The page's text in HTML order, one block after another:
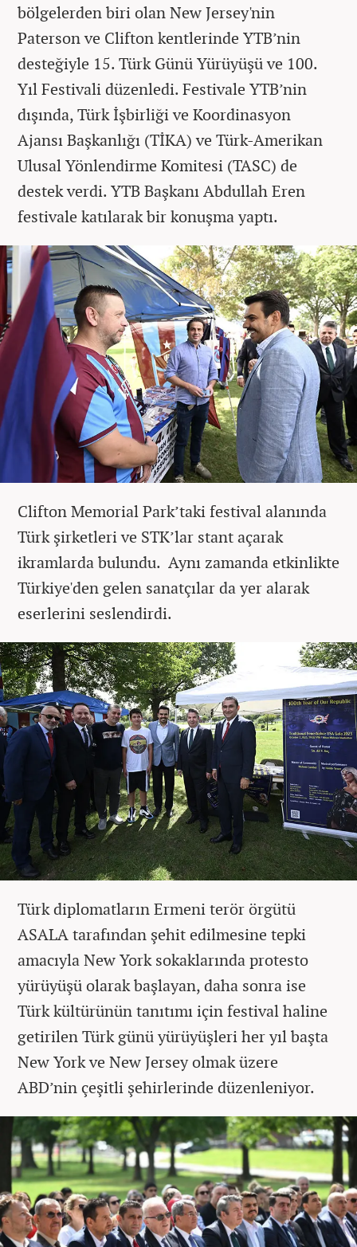
bölgelerden biri olan New Jersey'nin
Paterson ve Clifton kentlerinde YTB’nin
desteğiyle 15. Türk Günü Yürüyüşü ve 100.
Yıl Festivali düzenledi. Festivale YTB’nin
dışında, Türk İşbirliği ve Koordinasyon
Ajansı Başkanlığı (TİKA) ve Türk-Amerikan
Ulusal Yönlendirme Komitesi (TASC) de
destek verdi. YTB Başkanı Abdullah Eren
festivale katılarak bir konuşma yaptı.
Clifton Memorial Park’taki festival alanında
Türk şirketleri ve STK’lar stant açarak
ikramlarda bulundu. Aynı zamanda etkinlikte
Türkiye'den gelen sanatçılar da yer alarak
eserlerini seslendirdi.
Türk diplomatların Ermeni terör örgütü
ASALA tarafından şehit edilmesine tepki
amacıyla New York sokaklarında protesto
yürüyüşü olarak başlayan, daha sonra ise
Türk kültürünün tanıtımı için festival haline
getirilen Türk günü yürüyüşleri her yıl başta
New York ve New Jersey olmak üzere
ABD’nin çeşitli şehirlerinde düzenleniyor.